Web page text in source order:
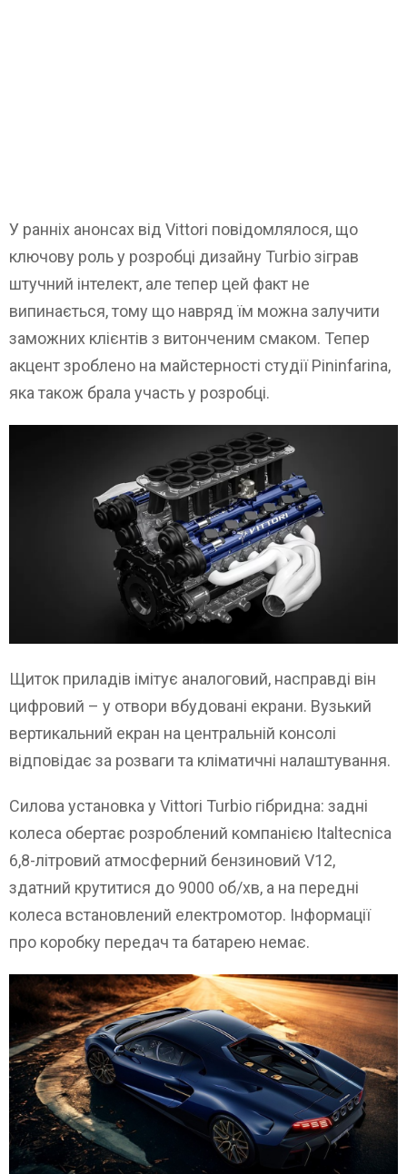
У ранніх анонсах від Vittori повідомлялося, що
ключову роль у розробці дизайну Turbio зіграв
штучний інтелект, але тепер цей факт не
випинається, тому що навряд їм можна залучити
заможних клієнтів з витонченим смаком. Тепер
акцент зроблено на майстерності студії Pininfarina,
яка також брала участь у розробці.
Щиток приладів імітує аналоговий, насправді він
цифровий – у отвори вбудовані екрани. Вузький
вертикальний екран на центральній консолі
відповідає за розваги та кліматичні налаштування.
Силова установка у Vittori Turbio гібридна: задні
колеса обертає розроблений компанією Italtecnica
6,8-літровий атмосферний бензиновий V12,
здатний крутитися до 9000 об/хв, а на передні
колеса встановлений електромотор. Інформації
про коробку передач та батарею немає.